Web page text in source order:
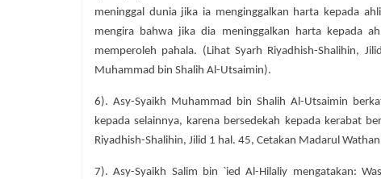
meninggal dunia jika ia menginggalkan harta kepada
mengira bahwa jika dia meninggalkan harta kepada
memperoleh pahala. (Lihat Syarh Riyadhish-Shalihin,
Muhammad bin Shalih Al-Utsaimin).
6). Asy-Syaikh Muhammad bin Shalih Al-Utsaimin
kepada selainnya, karena bersedekah kepada kerabat
Riyadhish-Shalihin, Jilid 1 hal. 45, Cetakan Madarul
7). Asy-Syaikh Salim bin `ied Al-Hilaliy mengatakan: